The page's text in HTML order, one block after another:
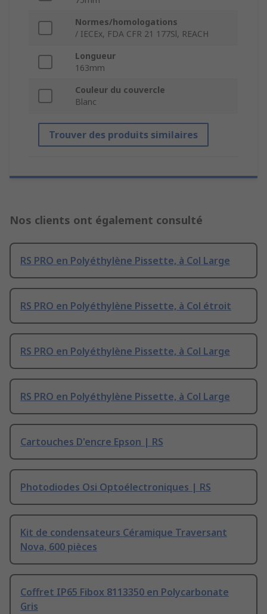
Normes/homologations
/ IECEx, FDA CFR 21 177Sl, REACH
Longueur
163mm
Couleur du couvercle
Blanc
Trouver des produits similaires
Nos clients ont également consulté
RS PRO en Polyéthylène Pissette, à Col Large
RS PRO en Polyéthylène Pissette, à Col étroit
RS PRO en Polyéthylène Pissette, à Col Large
RS PRO en Polyéthylène Pissette, à Col Large
Cartouches D'encre Epson | RS
Photodiodes Osi Optoélectroniques | RS
Kit de condensateurs Céramique Traversant
Nova, 600 pièces
Coffret IP65 Fibox 8113350 en Polycarbonate
Gris